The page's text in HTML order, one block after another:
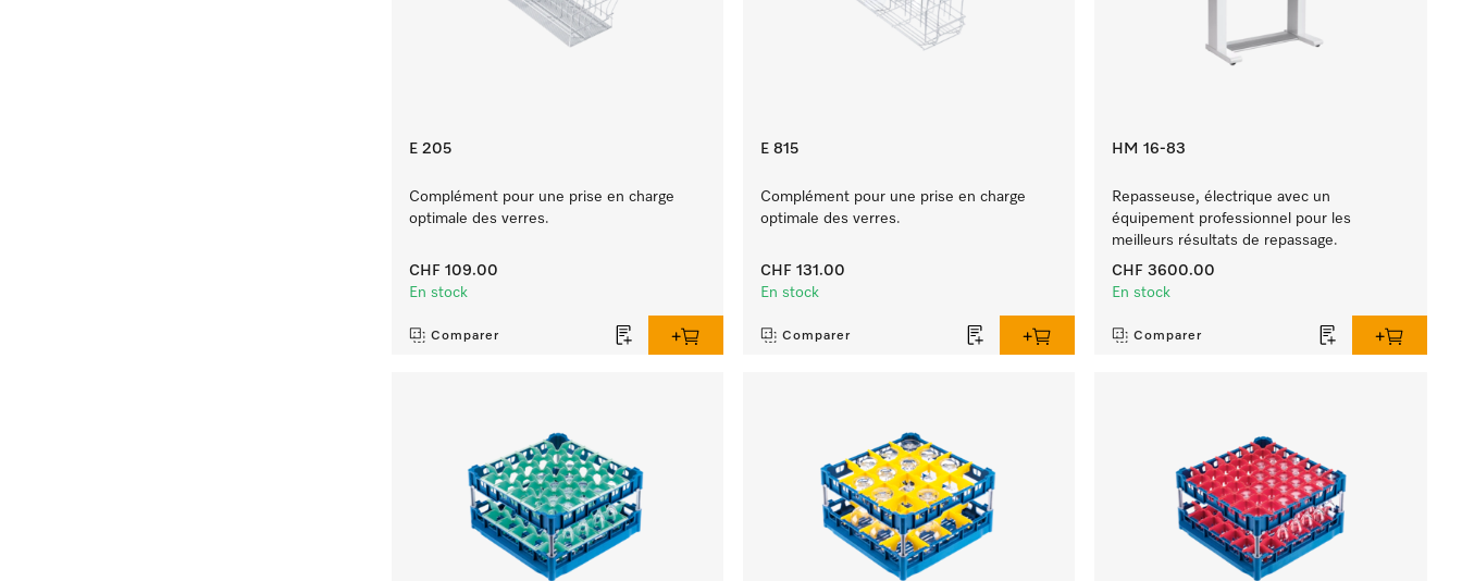
E 205
Complément pour une prise en charge
optimale des verres.
CHF 109.00
En stock
Comparer
E 815
Complément pour une prise en charge
optimale des verres.
CHF 131.00
En stock
Comparer
HM 16-83
Repasseuse, électrique avec un
équipement professionnel pour les
meilleurs résultats de repassage.
CHF 3600.00
En stock
Comparer